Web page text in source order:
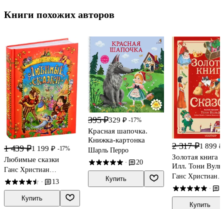
Книги похожих авторов
1 439 ₽1 199 ₽ -17%
Любимые сказки
Ганс Христиан
Андерсен, Вильгельм
Гауф, Вильгельм Гримм,
Якоб Гримм, Шарль
Перро
· 13
Купить
395 ₽329 ₽ -17%
Красная шапочка.
Книжка-картонка
Шарль Перро
· 20
Купить
2 317 ₽1 899 ₽
Золотая книга
Илл. Тони
Ганс Христиан
Андерсен,
·
Купить